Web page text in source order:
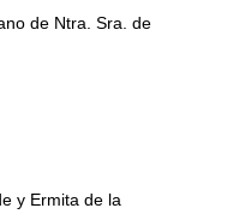
de Ntra. Sra. de
y Ermita de la